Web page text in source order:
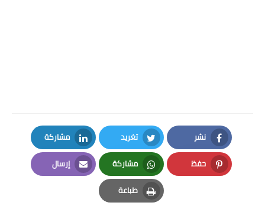
نشر
Facebook
تغريد
Twitter
مشاركة
LinkedIn
حفظ
Pinterest
مشاركة
Whatsapp
إرسال
Email
طباعة
Print